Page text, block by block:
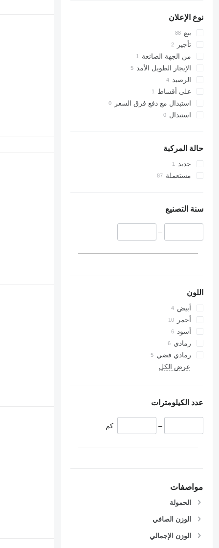
نوع الإعلان
بيع
تأجير
من الجهة الصانعة
الإيجار الطويل الأمد
الرصيد
على أقساط
استبدال مع دفع فرق السعر
استبدال
حالة المركبة
جديد
مستعملة
سنة التصنيع
–
اللون
أبيض
أحمر
أسود
رمادي
رمادي فضي
عرض الكل
عدد الكيلومترات
– كم
مواصفات
الحمولة
الوزن الصافي
الوزن الإجمالي